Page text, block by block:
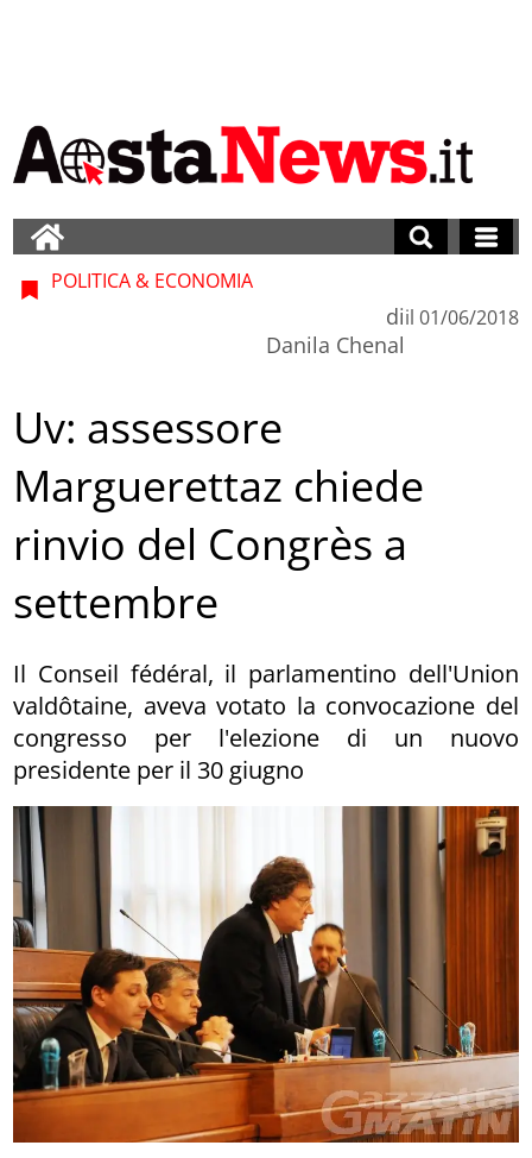
POLITICA & ECONOMIA
di
Danila Chenal
il 01/06/2018
Uv: assessore
Marguerettaz chiede
rinvio del Congrès a
settembre
Il Conseil fédéral, il parlamentino dell'Union
valdôtaine, aveva votato la convocazione del
congresso per l'elezione di un nuovo
presidente per il 30 giugno